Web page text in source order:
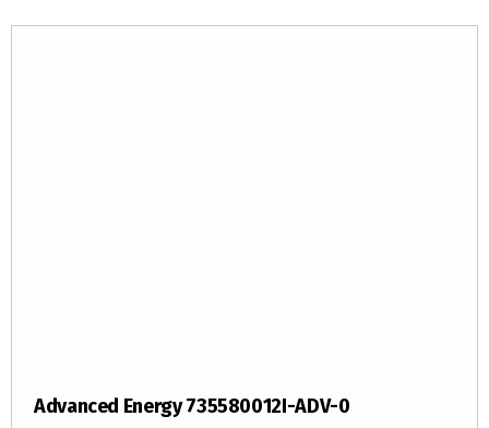
Advanced Energy 735580012I-ADV-0